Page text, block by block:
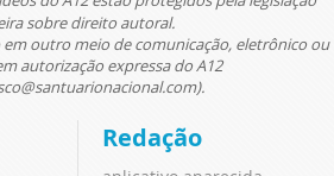
sobre direito autoral.
outro meio de comunicação, eletrônico ou
autorização expressa do A12
Redação